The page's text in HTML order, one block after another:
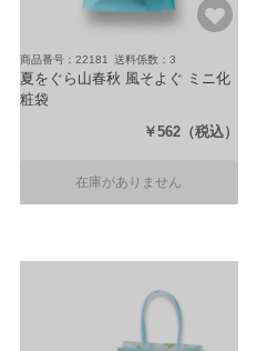
商品番号：22181 送料係数：3
夏をぐら山春秋 風そよぐ ミニ化
粧袋
￥562 （税込）
在庫がありません